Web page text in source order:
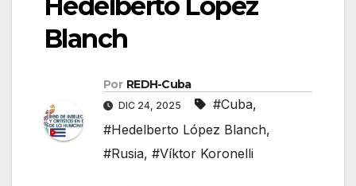
Blanch
Por REDH-Cuba
DIC 24, 2025 #Cuba,
#Hedelberto López Blanch,
#Rusia, #Víktor Koronelli